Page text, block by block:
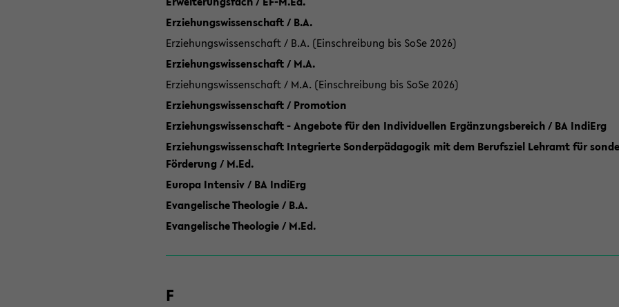
Erziehungswissenschaft / B.A.
Erziehungswissenschaft / B.A. (Einschreibung bis SoSe 2026)
Erziehungswissenschaft / M.A.
Erziehungswissenschaft / M.A. (Einschreibung bis SoSe 2026)
Erziehungswissenschaft / Promotion
Erziehungswissenschaft - Angebote für den Individuellen Ergänzungsbereich / BA IndiErg
Erziehungswissenschaft Integrierte Sonderpädagogik mit dem Berufsziel Lehramt für
Förderung / M.Ed.
Europa Intensiv / BA IndiErg
Evangelische Theologie / B.A.
Evangelische Theologie / M.Ed.
F